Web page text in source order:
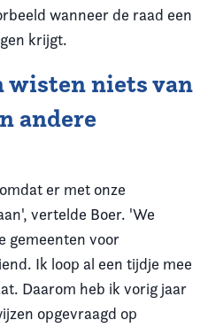
wanneer de raad een
krijgt.
wisten niets van
andere
er met onze
vertelde Boer. 'We
gemeenten voor
Ik loop al een tijdje mee
Daarom heb ik vorig jaar
opgevraagd op